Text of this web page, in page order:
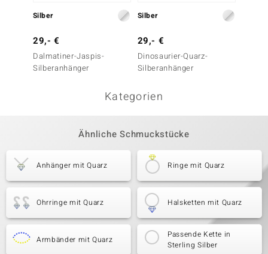
Silber
29,- €
Dalmatiner-Jaspis-
Silberanhänger
Silber
29,- €
Dinosaurier-Quarz-
Silberanhänger
Kategorien
Ähnliche Schmuckstücke
Anhänger mit Quarz Ringe mit Quarz
Ohrringe mit Quarz Halsketten mit Quarz
Armbänder mit Quarz
Passende Kette in
Sterling Silber